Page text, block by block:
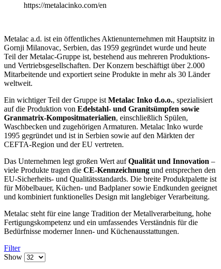
https://metalacinko.com/en
Metalac a.d. ist ein öffentliches Aktienunternehmen mit Hauptsitz in
Gornji Milanovac, Serbien, das 1959 gegründet wurde und heute
Teil der Metalac-Gruppe ist, bestehend aus mehreren Produktions-
und Vertriebsgesellschaften. Der Konzern beschäftigt über 2.000
Mitarbeitende und exportiert seine Produkte in mehr als 30 Länder
weltweit.
Ein wichtiger Teil der Gruppe ist Metalac Inko d.o.o., spezialisiert
auf die Produktion von Edelstahl- und Granitsümpfen sowie
Granmatrix-Kompositmaterialien, einschließlich Spülen,
Waschbecken und zugehörigen Armaturen. Metalac Inko wurde
1995 gegründet und ist in Serbien sowie auf den Märkten der
CEFTA-Region und der EU vertreten.
Das Unternehmen legt großen Wert aufQualität und Innovation –
viele Produkte tragen die CE-Kennzeichnung und entsprechen den
EU-Sicherheits- und Qualitätsstandards. Die breite Produktpalette ist
für Möbelbauer, Küchen- und Badplaner sowie Endkunden geeignet
und kombiniert funktionelles Design mit langlebiger Verarbeitung.
Metalac steht für eine lange Tradition der Metallverarbeitung, hohe
Fertigungskompetenz und ein umfassendes Verständnis für die
Bedürfnisse moderner Innen- und Küchenausstattungen.
Filter
Show